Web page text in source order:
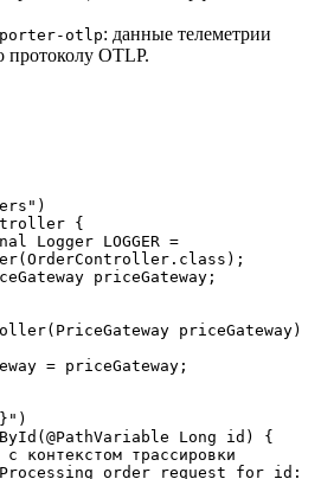
otlp: данные телеметрии
протоколу OTLP.
{
priceGateway;
= priceGateway;
Long id) {
с контекстом трассировки